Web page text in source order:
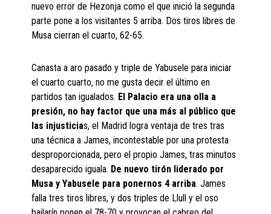
nuevo error de Hezonja como el que inició la segunda
parte pone a los visitantes 5 arriba. Dos tiros libres de
Musa cierran el cuarto, 62-65.
Canasta a aro pasado y triple de Yabusele para iniciar
el cuarto cuarto, no me gusta decir el último en
partidos tan igualados. El Palacio era una olla a
presión, no hay factor que una más al público que
las injusticias, el Madrid logra ventaja de tres tras
una técnica a James, incontestable por una protesta
desproporcionada, pero el propio James, tras minutos
desaparecido iguala. De nuevo tirón liderado por
Musa y Yabusele para ponernos 4 arriba. James
falla tres tiros libres, y dos triples de Llull y el oso